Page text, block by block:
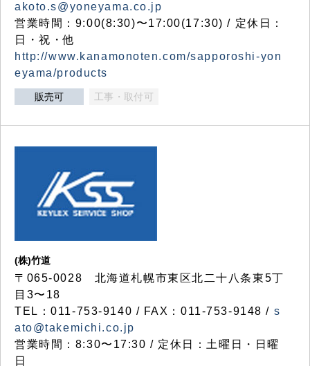
akoto.s@yoneyama.co.jp
営業時間：9:00(8:30)〜17:00(17:30) / 定休日：
日・祝・他
http://www.kanamonoten.com/sapporoshi-yon
eyama/products
販売可 工事・取付可
(株)竹道
〒065-0028 北海道札幌市東区北二十八条東5丁
目3〜18
TEL：011-753-9140 / FAX：011-753-9148 / s
ato@takemichi.co.jp
営業時間：8:30〜17:30 / 定休日：土曜日・日曜
日